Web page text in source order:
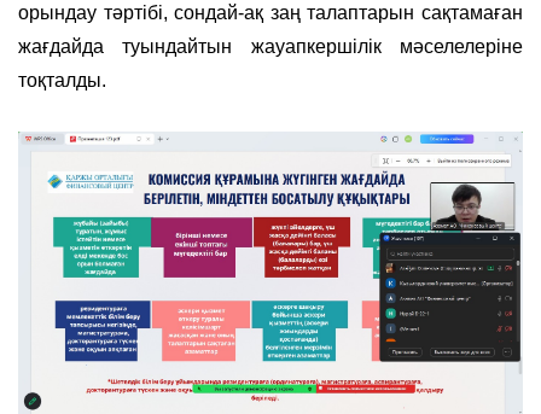
орындау тәртібі, сондай-ақ заң талаптарын сақтамаған
жағдайда туындайтын жауапкершілік мәселелеріне
тоқталды.